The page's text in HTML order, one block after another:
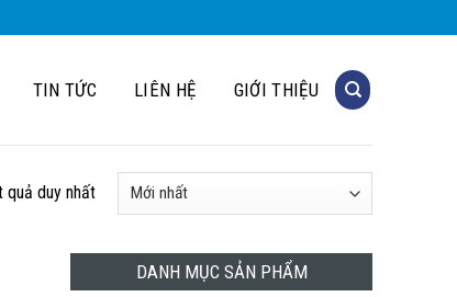
TIN TỨC LIÊN HỆ GIỚI THIỆU
quả duy nhất
DANH MỤC SẢN PHẨM